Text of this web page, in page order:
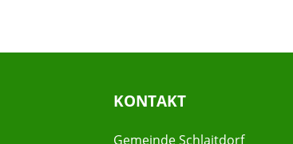
KONTAKT
Gemeinde Schlaitdorf